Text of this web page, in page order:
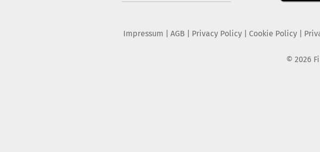
Impressum AGB Privacy Policy| Cookie Policy|
© 2026